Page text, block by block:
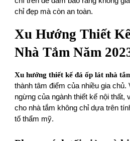
chỉ đẹp mà còn an toàn.
Xu Hướng Thiết
Nhà Tắm Năm
Xu hướng thiết kế đá ốp lát nhà
thành tâm điểm của nhiều gia
ngừng của ngành thiết kế nội thất,
cho nhà tắm không chỉ dựa trên
tố thẩm mỹ.